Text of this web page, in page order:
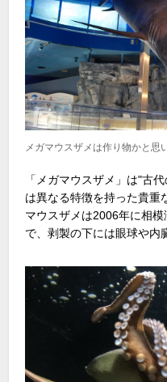
メガマウスザメは作り物かと思
「メガマウスザメ」は"古
は異なる特徴を持った貴重
マウスザメは2006年に相
で、剥製の下には眼球や内